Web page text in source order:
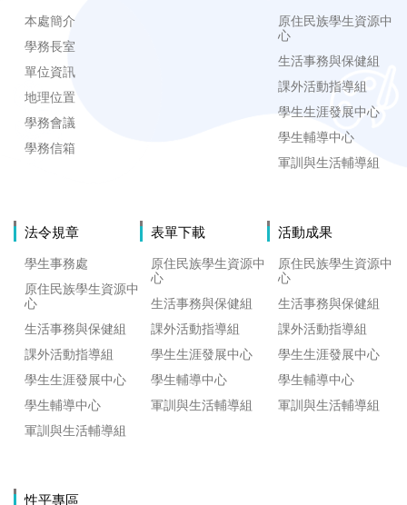
本處簡介
學務長室
單位資訊
地理位置
學務會議
學務信箱
原住民族學生資源中
心
生活事務與保健組
課外活動指導組
學生生涯發展中心
學生輔導中心
軍訓與生活輔導組
法令規章
學生事務處
原住民族學生資源中
心
生活事務與保健組
課外活動指導組
學生生涯發展中心
學生輔導中心
軍訓與生活輔導組
表單下載
原住民族學生資源中
心
生活事務與保健組
課外活動指導組
學生生涯發展中心
學生輔導中心
軍訓與生活輔導組
活動成果
原住民族學生資源中
心
生活事務與保健組
課外活動指導組
學生生涯發展中心
學生輔導中心
軍訓與生活輔導組
性平專區